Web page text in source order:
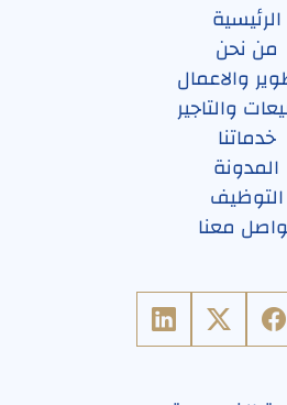
الرئيسية
من نحن
والاعمال
والتاجير
خدماتنا
المدونة
التوظيف
معنا